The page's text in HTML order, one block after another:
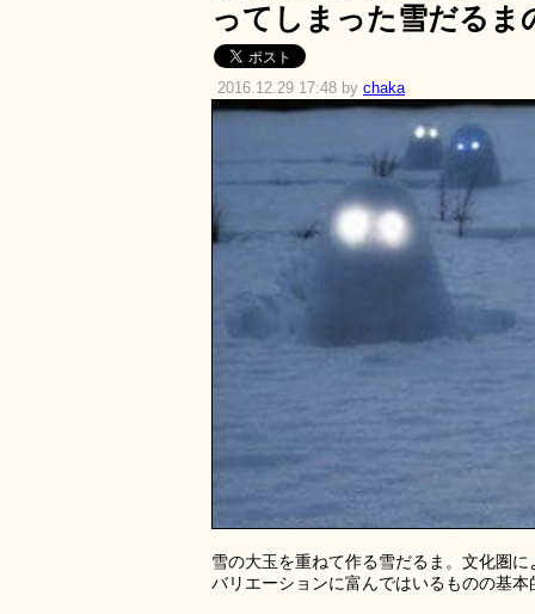
ってしまった雪だるま
2016.12.29 17:48 by chaka
雪の大玉を重ねて作る雪だるま。文化圏
バリエーションに富んではいるものの基